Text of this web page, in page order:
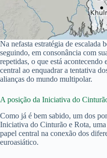
Na nefasta estratégia de escalada
seguindo, em consonância com
repetidas, o que está acontecendo
central ao enquadrar a tentativa
alianças do mundo multipolar.
A posição da Iniciativa do
Como já é bem sabido, um dos
Iniciativa do Cinturão e Rota,
papel central na conexão dos
euroasiático.